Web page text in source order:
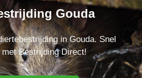
Gouda
in Gouda. Snel
Bestrijding Direct!